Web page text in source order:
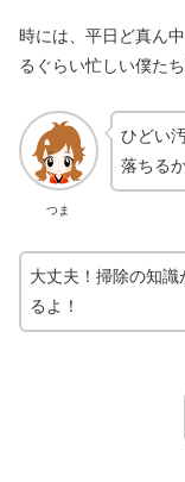
時には、平日ど真ん
るぐらい忙しい僕た
つま
ひどい
落ちる
大丈夫！掃除の知
るよ！